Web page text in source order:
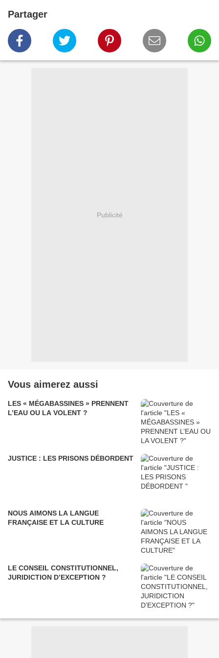
Partager
Publicité
Vous aimerez aussi
LES « MÉGABASSINES » PRENNENT
L’EAU OU LA VOLENT ?
JUSTICE : LES PRISONS DÉBORDENT
NOUS AIMONS LA LANGUE
FRANÇAISE ET LA CULTURE
LE CONSEIL CONSTITUTIONNEL,
JURIDICTION D’EXCEPTION ?